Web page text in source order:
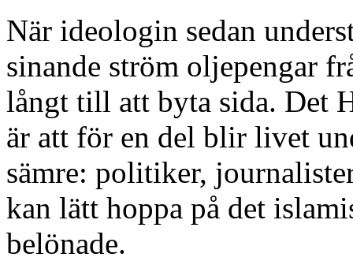
När ideologin sedan
sinande ström oljepengar
långt till att byta sida. Det
är att för en del blir livet
sämre: politiker,
kan lätt hoppa på det
belönade.